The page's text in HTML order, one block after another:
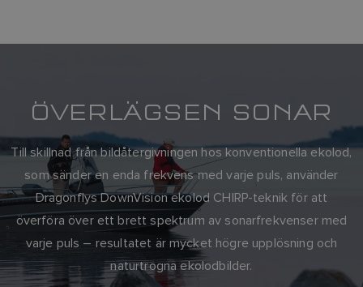
ÖVERLÄGSEN SONAR
Till skillnad från bildåtergivningen hos konventionella ekolod,
som sänder en enda frekvens med varje puls, använder
Dragonflys DownVision ekolod CHIRP-teknik för att
överföra över ett brett spektrum av sonarfrekvenser med
varje puls – resultatet är mycket högre upplösning och
naturtrogna ekolodbilder.